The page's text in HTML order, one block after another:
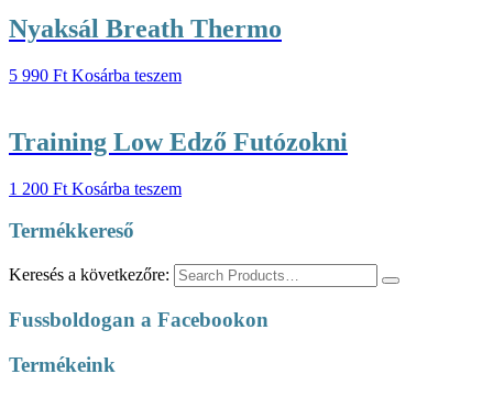
Nyaksál Breath Thermo
5 990 Ft Kosárba teszem
Training Low Edző Futózokni
1 200 Ft Kosárba teszem
Termékkereső
Keresés a következőre:
Fussboldogan a Facebookon
Termékeink